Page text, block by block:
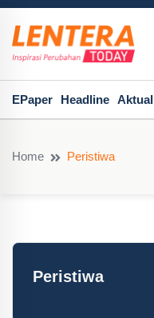
EPaper Headline Aktual
Home Peristiwa
Peristiwa